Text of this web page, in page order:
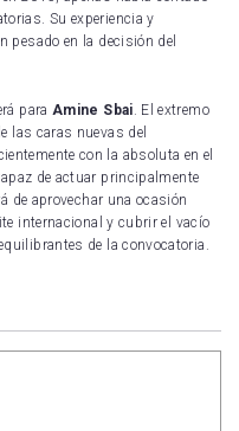
Su experiencia y
pesado en la decisión del
para Amine Sbai. El extremo
las caras nuevas del
con la absoluta en el
de actuar principalmente
de aprovechar una ocasión
internacional y cubrir el vacío
de la convocatoria.